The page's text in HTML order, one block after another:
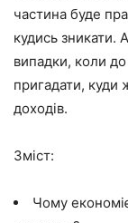
частина буде
кудись зникати.
випадки, коли до
пригадати, куди
доходів.
Зміст:
Чому